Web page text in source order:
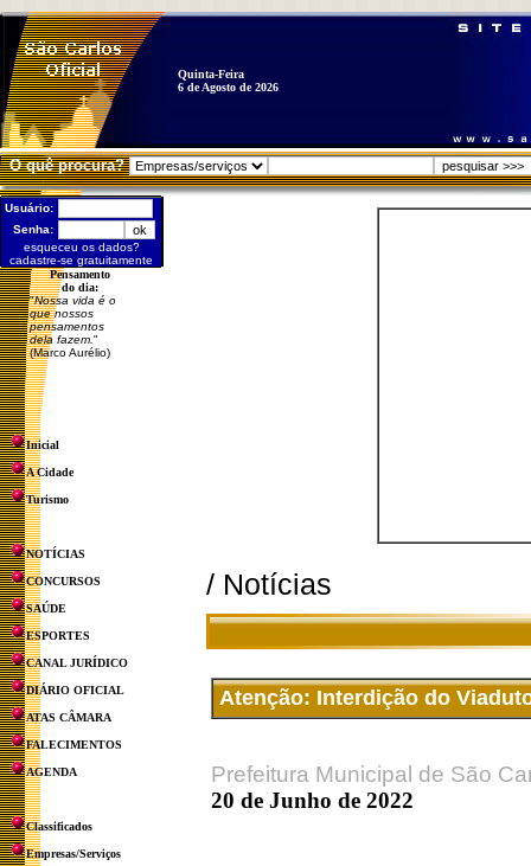
Quinta-Feira
6 de Agosto de 2026
O quê procura?
Usuário:
Senha:
esqueceu os dados?
cadastre-se gratuitamente
Pensamento
do dia:
"Nossa vida é o
que nossos
pensamentos
dela fazem. "
(Marco Aurélio)
Inicial
A Cidade
Turismo
NOTÍCIAS
CONCURSOS
SAÚDE
ESPORTES
CANAL JURÍDICO
DIÁRIO OFICIAL
ATAS CÂMARA
FALECIMENTOS
AGENDA
Classificados
Empresas/Serviços
/ Notícias
Atenção: Interdição do
Prefeitura Municipal de São
20 de Junho de 2022